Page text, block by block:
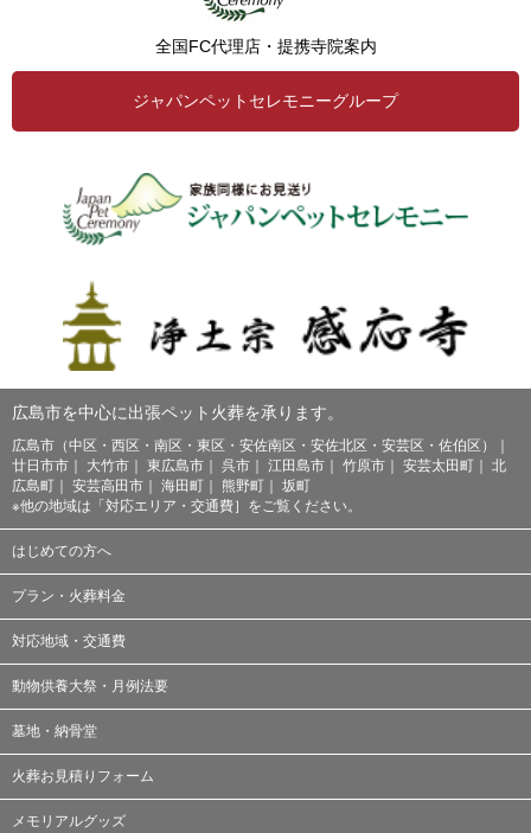
全国FC代理店・提携寺院案内
ジャパンペットセレモニーグループ
広島市を中心に出張ペット火葬を承ります。
広島市（中区・西区・南区・東区・安佐南区・安佐北区・安芸区・佐伯区）
廿日市市
大竹市 東広島市 呉市 江田島市 竹原市 安芸太田町
北
広島町
安芸高田市 海田町 熊野町
坂町
※他の地域は「 対応エリア・交通費］をご覧ください。
はじめての方へ
プラン・火葬料金
対応地域・交通費
動物供養大祭・月例法要
墓地・納骨堂
火葬お見積りフォーム
メモリアルグッズ